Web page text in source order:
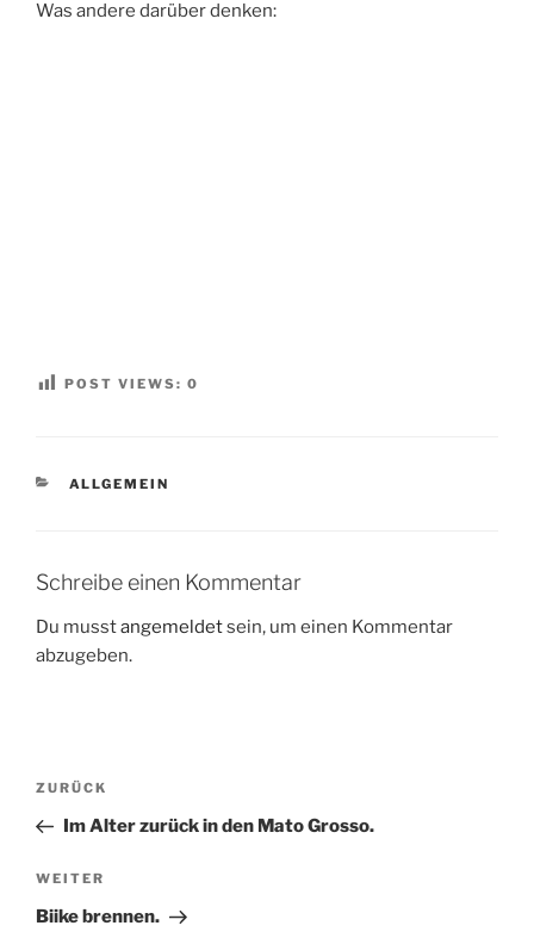
Was andere darüber denken:
POST VIEWS: 0
KATEGORIEN
ALLGEMEIN
Schreibe einen Kommentar
Du musstangemeldetsein, um einen Kommentar
abzugeben.
Beitragsnavigation
Vorheriger
Beitrag
ZURÜCK
Im Alter zurück in den Mato Grosso.
Nächster
Beitrag
WEITER
Biike brennen.